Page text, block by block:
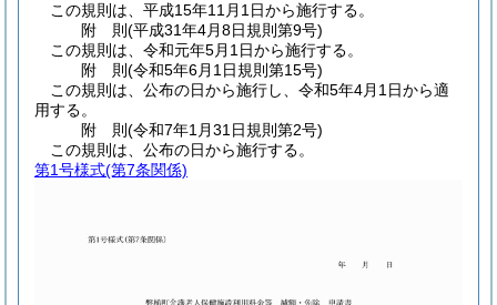
この規則は、平成15年11月1日から施行する。
附 則(平成31年4月8日規則第9号)
この規則は、令和元年5月1日から施行する。
附 則(令和5年6月1日規則第15号)
この規則は、公布の日から施行し、令和5年4月1日から適
用する。
附 則(令和7年1月31日規則第2号)
この規則は、公布の日から施行する。
第1号様式(第7条関係)